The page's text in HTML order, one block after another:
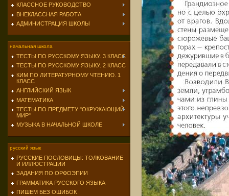
КЛАССНОЕ РУКОВОДСТВО
ВНЕКЛАССНАЯ РАБОТА
АДМИНИСТРАЦИЯ ШКОЛЫ
начальная школа
ТЕСТЫ ПО РУССКОМУ ЯЗЫКУ. 3 КЛАСС
ТЕСТЫ ПО РУССКОМУ ЯЗЫКУ. 2 КЛАСС
КИМ ПО ЛИТЕРАТУРНОМУ ЧТЕНИЮ. 1
КЛАСС
АНГЛИЙСКИЙ ЯЗЫК
МАТЕМАТИКА
ТЕСТЫ ПО ПРЕДМЕТУ "ОКРУЖАЮЩИЙ
МИР"
МУЗЫКА В НАЧАЛЬНОЙ ШКОЛЕ
русский язык
РУССКИЕ ПОСЛОВИЦЫ: ТОЛКОВАНИЕ
И ИЛЛЮСТРАЦИИ
ЗАДАНИЯ ПО ОРФОЭПИИ
ГРАММАТИКА РУССКОГО ЯЗЫКА
ПИШЕМ БЕЗ ОШИБОК